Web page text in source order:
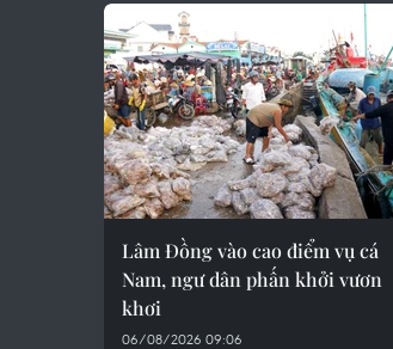
Lâm Đồng vào cao điểm vụ cá
Nam, ngư dân phấn khởi vươn
khơi
06/08/2026 09:06